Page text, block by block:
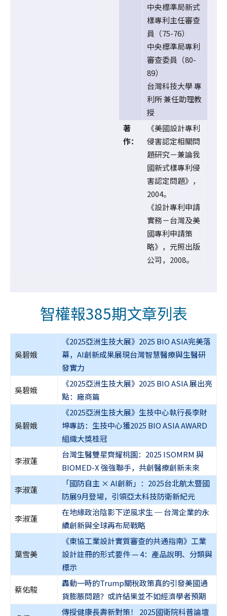
中央標準局新式
樣專利主任審查
員（75-76）
中央標準局專利
審查委員（80-
89）
台灣科技大學 專
利所 兼任助理教
授
著
作：
《美國設計專利
侵害認定相關問
題研究－兼論我
國新式樣專利侵
害認定問題》，
2004。
《設計專利申請
實務－台灣及美
國專利申請策
略》，元照出版
公司，2008。
智權報385期文章列表
吳碧娥
《2025亞洲生技大展》2025 BIO ASIA完美落
幕，AI創新成果展現台灣智慧醫療與生醫研
發實力
吳碧娥
《2025亞洲生技大展》2025 BIO ASIA 展出亮
點：廠商篇
吳碧娥
《2025亞洲生技大展》生技中心執行長李財
坤專訪：生技中心獲2025 BIO ASIA AWARD
組織大獎桂冠
李淑蓮
台灣生醫雙星齊耀桃園：2025 ISOMRM 與
BIOMED-X 強強聯手，共創醫療創新未來
李淑蓮
「國防自主 × AI創新」：2025台北航太暨國
防展9月登場，引領亞太科技防衛新紀元
李淑蓮
在地緣政治陰影下逆風求生 ─ 台灣企業的永
續創新與全球再布局戰略
葉雪美
《東協工業設計實質審查的共通指南》工業
設計註冊的形式要件 — 4：產品說明、分類與
標示
蔡佑駿
轟動一時的Trump關稅政策真的引發美國通
貨膨脹問題？或許結果並不如經濟學者預期
傳授健康長壽新對策！ 2025國衛院科普論壇